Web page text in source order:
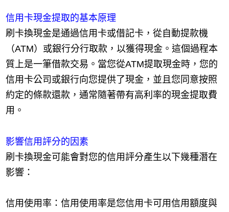
信用卡現金提取的基本原理
刷卡換現金是通過信用卡或借記卡，從自動提款機
（ATM）或銀行分行取款，以獲得現金。這個過程本
質上是一筆借款交易。當您從ATM提取現金時，您的
信用卡公司或銀行向您提供了現金，並且您同意按照
約定的條款還款，通常隨著帶有高利率的現金提取費
用。
影響信用評分的因素
刷卡換現金可能會對您的信用評分產生以下幾種潛在
影響：
信用使用率：信用使用率是您信用卡可用信用額度與